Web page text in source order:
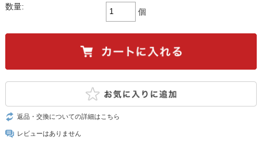
数量:
個
返品・交換についての詳細はこちら
レビューはありません